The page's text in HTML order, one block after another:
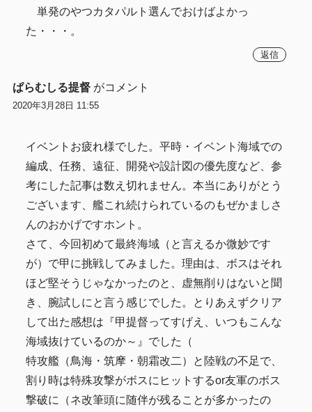
単発のやつカタパルト選んでおけばよかっ
た・・・。
返信
ぱらむしる提督 がコメント
2020年3月28日 11:55
イベントお疲れ様でした。平時・イベント海域での
編成、任務、遠征、開発や設計図の優先度など、参
考にした記事は数え切れません。本当にありがとう
ございます、艦これ続けられているのもぜかましさ
んのおかげですホント。
さて、今回初めて最終海域（と言えるか微妙です
が）で甲に挑戦してみました。理由は、ボスはそれ
ほど堅そうじゃなかったのと、虚無削りはないと聞
き、腕試しにと言う感じでした。とりあえずクリア
して出た感想は『甲提督ってすげえ、いつもこんな
海域抜けているのか～』でした（
特攻艦（鳥海・筑摩・朝霜改二）と陸戦の不足で、
割り時は特殊攻撃がボスにヒットするor友軍のボス
撃破に（ネ改筆頭に随伴が残ることが多かったの